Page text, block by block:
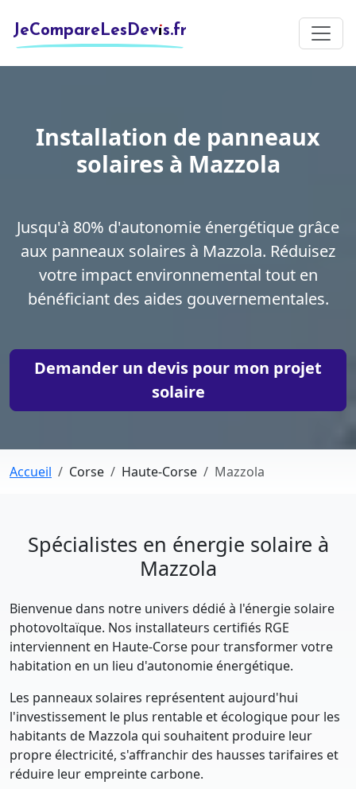
JeCompareLesDevis.fr
Installation de panneaux
solaires à Mazzola
Jusqu'à 80% d'autonomie énergétique grâce
aux panneaux solaires à Mazzola. Réduisez
votre impact environnemental tout en
bénéficiant des aides gouvernementales.
Demander un devis pour mon projet
solaire
Accueil Corse Haute-Corse Mazzola
Spécialistes en énergie solaire à
Mazzola
Bienvenue dans notre univers dédié à l'énergie solaire
photovoltaïque. Nos installateurs certifiés RGE
interviennent en Haute-Corse pour transformer votre
habitation en un lieu d'autonomie énergétique.
Les panneaux solaires représentent aujourd'hui
l'investissement le plus rentable et écologique pour les
habitants de Mazzola qui souhaitent produire leur
propre électricité, s'affranchir des hausses tarifaires et
réduire leur empreinte carbone.